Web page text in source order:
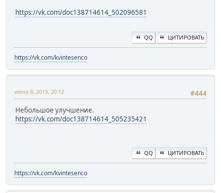
https://vk.com/doc138714614_502096581
QQ ЦИТИРОВАТЬ
https://vk.com/kvintesenco
#444
июня 8, 2019, 20:12
Небольшое улучшение.
https://vk.com/doc138714614_505235421
QQ ЦИТИРОВАТЬ
https://vk.com/kvintesenco